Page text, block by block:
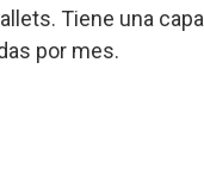
Tiene una
por mes.